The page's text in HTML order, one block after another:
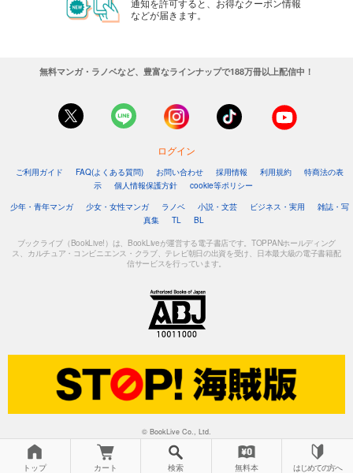
などが届きます。
無料マンガ・ラノベなど、豊富なラインナップで188万冊以上配信中！
ログイン
ご利用ガイド FAQ(よくある質問) お問い合わせ 採用情報 利用規約
特商法の表
示
個人情報保護方針
cookie等ポリシー
少年・青年マンガ
少女・女性マンガ ラノベ 小説・文芸 ビジネス・実用
雑誌・写
真集
TL BL
ブックライブ（BookLive!）は、BookLiveが運営する電子書店です。TOPPANホールディング
ス、カルチュア・コンビニエンス・クラブ、テレビ朝日の出資を受け、日本最大級の電子書籍配
信サービスを行っています。
© BookLive Co., Ltd.
トップ カート 検索 無料本 はじめての方へ